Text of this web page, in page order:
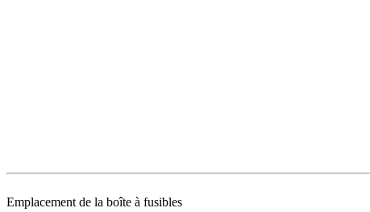
Emplacement de la boîte à fusibles